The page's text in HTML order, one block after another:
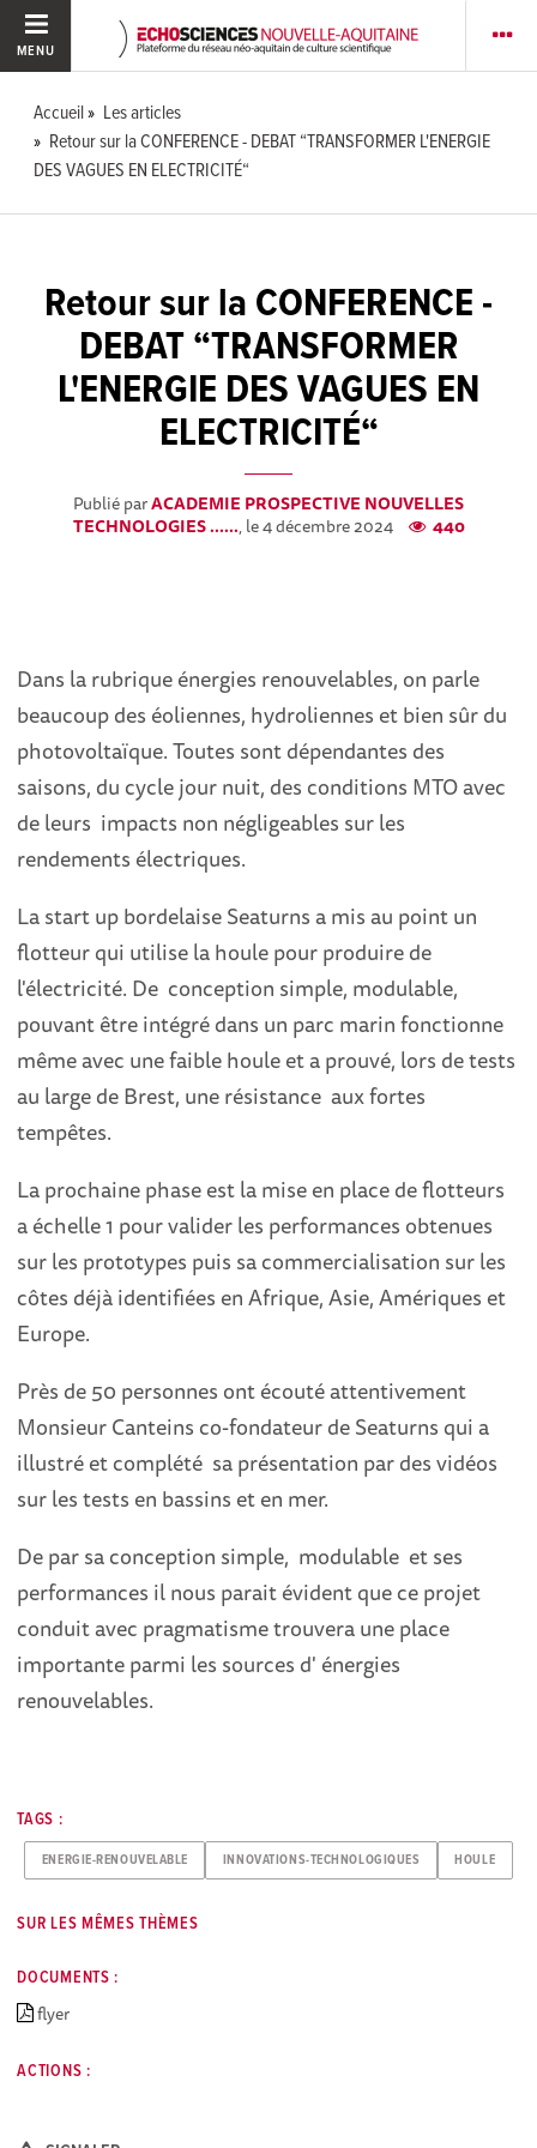
MENU
Accueil
Les articles
Retour sur la CONFERENCE - DEBAT “TRANSFORMER L'ENERGIE
DES VAGUES EN ELECTRICITÉ“
Retour sur la CONFERENCE -
DEBAT “TRANSFORMER
L'ENERGIE DES VAGUES EN
ELECTRICITÉ“
Publié parACADEMIE PROSPECTIVE NOUVELLES
TECHNOLOGIES ......, le 4 décembre 2024 440
Dans la rubrique énergies renouvelables, on parle
beaucoup des éoliennes, hydroliennes et bien sûr du
photovoltaïque. Toutes sont dépendantes des
saisons, du cycle jour nuit, des conditions MTO avec
de leurs impacts non négligeables sur les
rendements électriques.
La start up bordelaise Seaturns a mis au point un
flotteur qui utilise la houle pour produire de
l'électricité. De conception simple, modulable,
pouvant être intégré dans un parc marin fonctionne
même avec une faible houle et a prouvé, lors de tests
au large de Brest, une résistance aux fortes
tempêtes.
La prochaine phase est la mise en place de flotteurs
a échelle 1 pour valider les performances obtenues
sur les prototypes puis sa commercialisation sur les
côtes déjà identifiées en Afrique, Asie, Amériques et
Europe.
Près de 50 personnes ont écouté attentivement
Monsieur Canteins co-fondateur de Seaturns qui a
illustré et complété sa présentation par des vidéos
sur les tests en bassins et en mer.
De par sa conception simple, modulable et ses
performances il nous parait évident que ce projet
conduit avec pragmatisme trouvera une place
importante parmi les sources d' énergies
renouvelables.
TAGS :
ENERGIE-RENOUVELABLE INNOVATIONS-TECHNOLOGIQUES HOULE
SUR LES MÊMES THÈMES
DOCUMENTS :
flyer
ACTIONS :